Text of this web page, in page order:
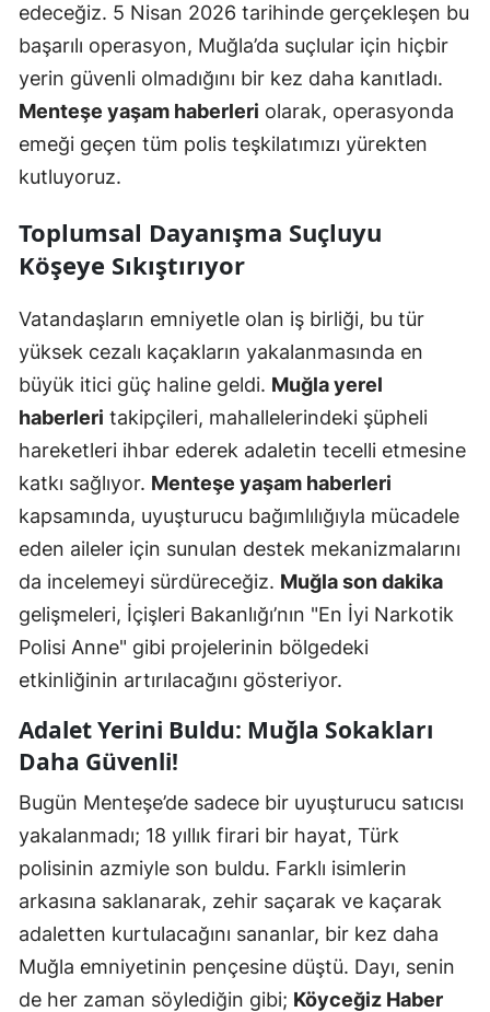
edeceğiz. 5 Nisan 2026 tarihinde gerçekleşen bu
başarılı operasyon, Muğla’da suçlular için hiçbir
yerin güvenli olmadığını bir kez daha kanıtladı.
Menteşe yaşam haberleri olarak, operasyonda
emeği geçen tüm polis teşkilatımızı yürekten
kutluyoruz.
Toplumsal Dayanışma Suçluyu
Köşeye Sıkıştırıyor
Vatandaşların emniyetle olan iş birliği, bu tür
yüksek cezalı kaçakların yakalanmasında en
büyük itici güç haline geldi. Muğla yerel
haberleri takipçileri, mahallelerindeki şüpheli
hareketleri ihbar ederek adaletin tecelli etmesine
katkı sağlıyor. Menteşe yaşam haberleri
kapsamında, uyuşturucu bağımlılığıyla mücadele
eden aileler için sunulan destek mekanizmalarını
da incelemeyi sürdüreceğiz. Muğla son dakika
gelişmeleri, İçişleri Bakanlığı’nın "En İyi Narkotik
Polisi Anne" gibi projelerinin bölgedeki
etkinliğinin artırılacağını gösteriyor.
Adalet Yerini Buldu: Muğla Sokakları
Daha Güvenli!
Bugün Menteşe’de sadece bir uyuşturucu satıcısı
yakalanmadı; 18 yıllık firari bir hayat, Türk
polisinin azmiyle son buldu. Farklı isimlerin
arkasına saklanarak, zehir saçarak ve kaçarak
adaletten kurtulacağını sananlar, bir kez daha
Muğla emniyetinin pençesine düştü. Dayı, senin
de her zaman söylediğin gibi; Köyceğiz Haber